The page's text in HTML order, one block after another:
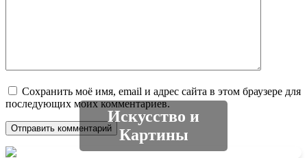
Сохранить моё имя, email и адрес сайта в этом браузере для
последующих моих комментариев.
Искусство и
Картины